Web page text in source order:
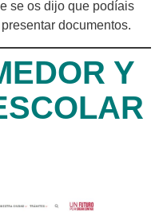
se os dijo que podíais
documentos.
Y